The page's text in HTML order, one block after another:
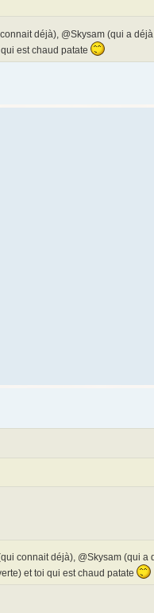
déjà), @Skysam (qui a
est chaud patate
connait déjà), @Skysam (qui
et toi qui est chaud patate